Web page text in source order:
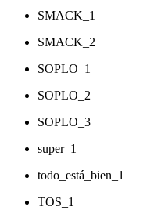
SMACK_1
SMACK_2
SOPLO_1
SOPLO_2
SOPLO_3
super_1
todo_está_bien_1
TOS_1